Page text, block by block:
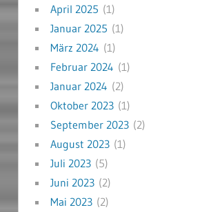
April 2025 (1)
Januar 2025 (1)
März 2024 (1)
Februar 2024 (1)
Januar 2024 (2)
Oktober 2023(1)
September 2023(2)
August 2023(1)
Juli 2023(5)
Juni 2023(2)
Mai 2023(2)